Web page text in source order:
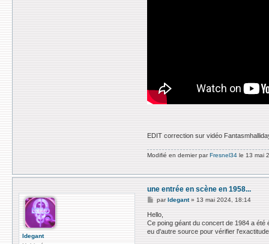
EDIT correction sur vidéo
Modifié en dernier par Fresnel34 le 13 mai
ldegant
une entrée en scène en 1958...
M
s
s
a
g
parldegant» 13 mai 2024, 18:14
Hello,
Ce poing géant du concert de 1984 a
eu d'autre source pour vérifier l'exactitude